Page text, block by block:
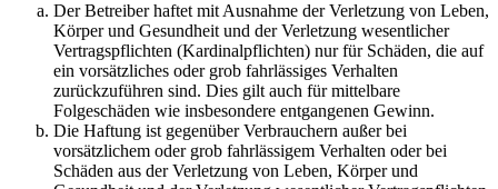
Der Betreiber haftet mit Ausnahme der Verletzung von Leben,
Körper und Gesundheit und der Verletzung wesentlicher
Vertragspflichten (Kardinalpflichten) nur für Schäden, die auf
ein vorsätzliches oder grob fahrlässiges Verhalten
zurückzuführen sind. Dies gilt auch für mittelbare
Folgeschäden wie insbesondere entgangenen Gewinn.
Die Haftung ist gegenüber Verbrauchern außer bei
vorsätzlichem oder grob fahrlässigem Verhalten oder bei
Schäden aus der Verletzung von Leben, Körper und